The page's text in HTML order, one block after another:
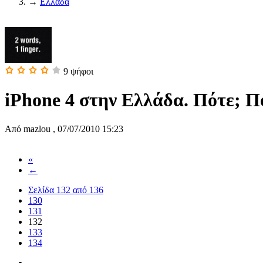
9 ψήφοι
iPhone 4 στην Ελλάδα. Πότε;
Από mazlou , 07/07/2010 15:23
«
←
Σελίδα 132 από 136
130
131
132
133
134